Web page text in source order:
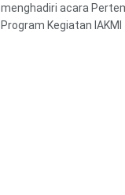
menghadiri acara
Program Kegiatan IAKMI